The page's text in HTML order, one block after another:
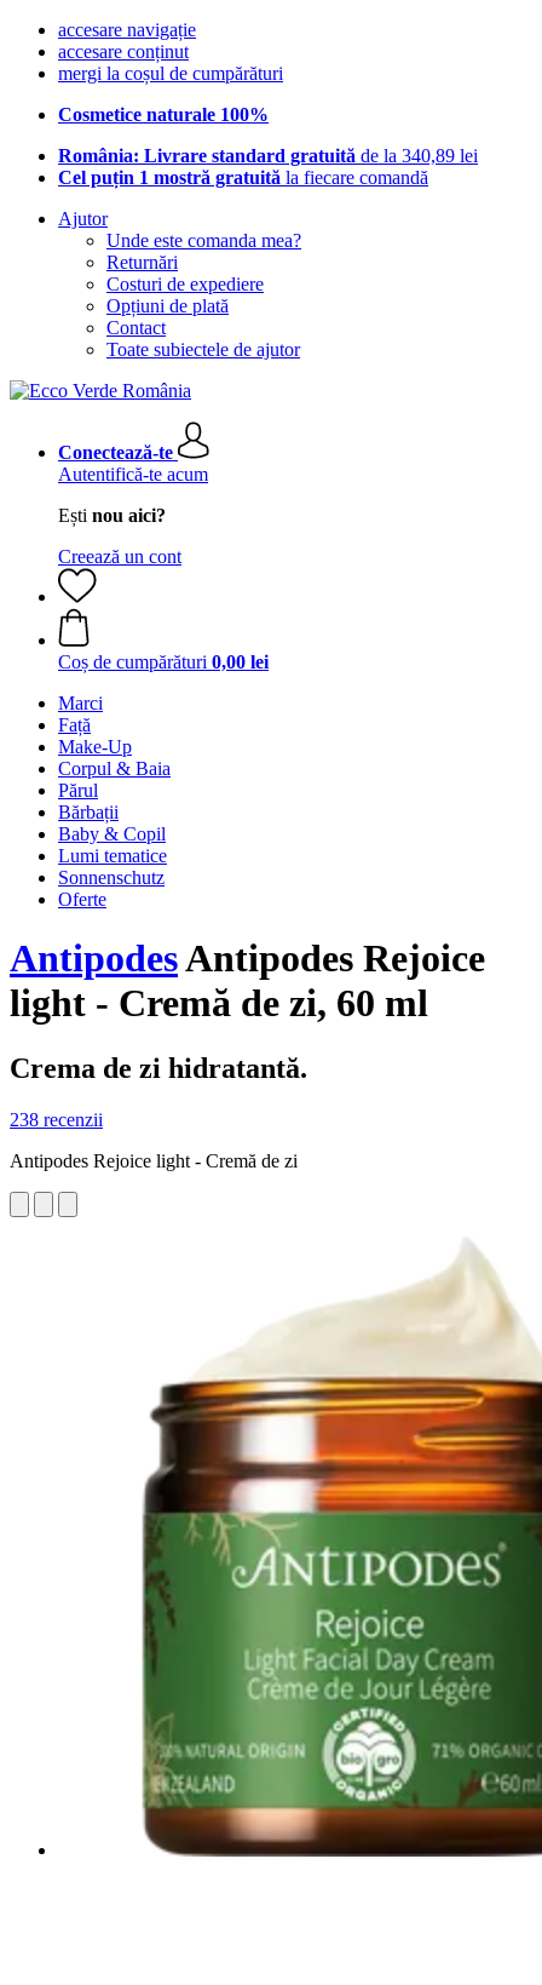
accesare navigație
accesare conținut
mergi la coșul de cumpărături
Cosmetice naturale 100%
România: Livrare standard gratuită de la 340,89 lei
Cel puțin 1 mostră gratuită la fiecare comandă
Ajutor
Unde este comanda mea?
Returnări
Costuri de expediere
Opțiuni de plată
Contact
Toate subiectele de ajutor
Conectează-te
Autentifică-te acum
Ești nou aici?
Creează un cont
Coș de cumpărături 0,00 lei
Marci
Față
Make-Up
Corpul & Baia
Părul
Bărbații
Baby & Copil
Lumi tematice
Sonnenschutz
Oferte
AntipodesAntipodes Rejoice
light - Cremă de zi, 60 ml
Crema de zi hidratantă.
238 recenzii
Antipodes Rejoice light - Cremă de zi